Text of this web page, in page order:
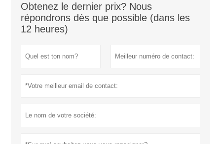
Obtenez le dernier prix? Nous
répondrons dès que possible (dans les
12 heures)